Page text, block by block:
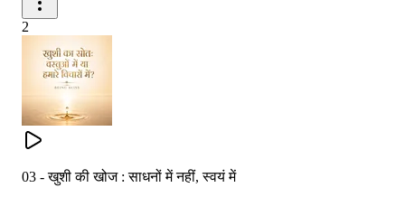
2
03 - खुशी की खोज : साधनों में नहीं, स्वयं में